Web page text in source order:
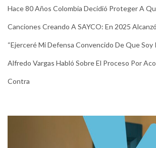
Hace 80 Años Colombia Decidió Proteger A
Canciones Creando A SAYCO: En 2025
“Ejerceré Mi Defensa Convencido De Que Soy
Alfredo Vargas Habló Sobre El Proceso Por
Contra